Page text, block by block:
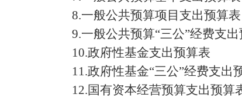
8.一般公共预算项目支出预算表
9.一般公共预算“三公”经费支出
10.政府性基金支出预算表
11.政府性基金“三公”经费支出
12.国有资本经营预算支出预算